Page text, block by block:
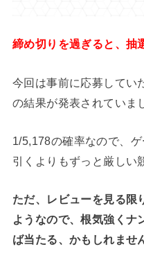
締め切りを過ぎると、抽
今回は事前に応募してい
の結果が発表されていま
1/5,178の確率なので、
引くよりもずっと厳しい
ただ、レビューを見る限
ようなので、根気強くナ
ば当たる、かもしれませ